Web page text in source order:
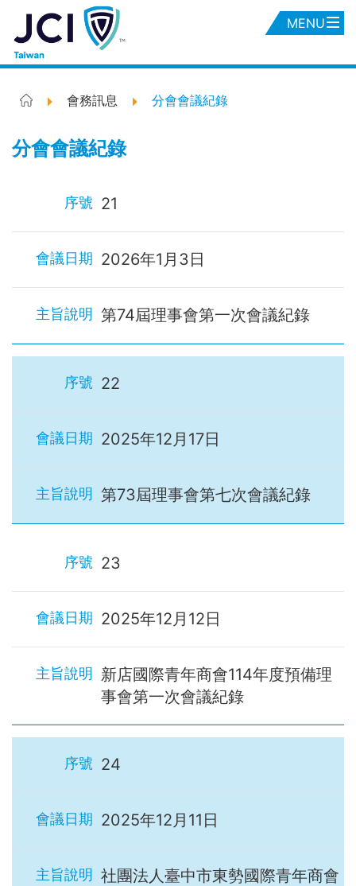
MENU
會務訊息 分會會議紀錄
分會會議紀錄
21
2026年1月3日
第74屆理事會第一次會議紀錄
22
2025年12月17日
第73屆理事會第七次會議紀錄
23
2025年12月12日
新店國際青年商會114年度預備理
事會第一次會議紀錄
24
2025年12月11日
社團法人臺中市東勢國際青年商會